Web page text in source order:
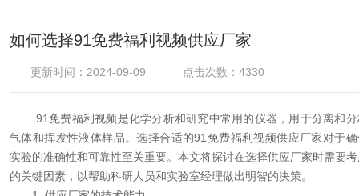
联系91免费看片网站
如何选择91免费福利视频供应厂家
更新时间：2024-09-09 点击次数：4330
91免费福利视频是化学分析和研究中常用的仪器，用于分离和分
气体和挥发性液体样品。选择合适的91免费福利视频供应厂家对于
实验的准确性和可靠性至关重要。本文将探讨在选择供应厂家时需要
的关键因素，以帮助科研人员和实验室经理做出明智的决策。